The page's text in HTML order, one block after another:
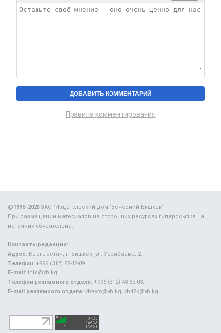
Правила комментирования
@1996-2026ЗАО "Издательский дом "Вечерний Бишкек"
При размещении материалов на сторонних ресурсах гиперссылка на
источник обязательна.
Контакты редакции:
Адрес: Кыргызстан, г. Бишкек, ул. Усенбаева, 2.
Телефон: +996 (312) 88-18-09.
E-mail: info@vb.kg
Телефон рекламного отдела: +996 (312) 48-62-03.
E-mail рекламного отдела: vbavto@vb.kg, vb48k@vb.kg